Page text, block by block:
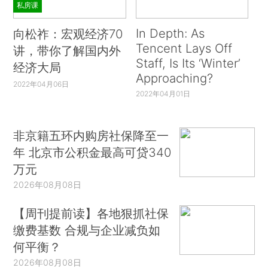
私房课
向松祚：宏观经济70
讲，带你了解国内外
经济大局
2022年04月06日
In Depth: As
Tencent Lays Off
Staff, Is Its ‘Winter’
Approaching?
2022年04月01日
非京籍五环内购房社保降至一
年 北京市公积金最高可贷340
万元
2026年08月08日
【周刊提前读】各地狠抓社保
缴费基数 合规与企业减负如
何平衡？
2026年08月08日